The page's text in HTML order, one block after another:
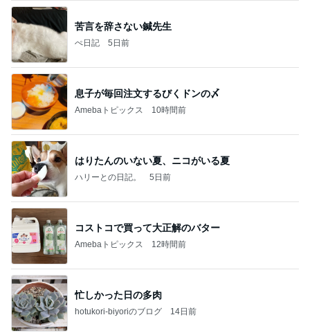
苦言を辞さない鍼先生
ぺ日記 5日前
息子が毎回注文するびくドンの〆
Amebaトピックス 10時間前
はりたんのいない夏、ニコがいる夏
ハリーとの日記。 5日前
コストコで買って大正解のバター
Amebaトピックス 12時間前
忙しかった日の多肉
hotukori-biyoriのブログ 14日前